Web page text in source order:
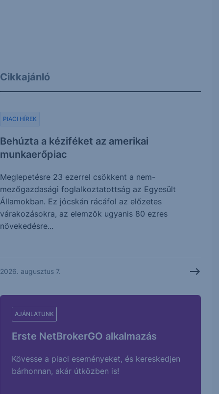
Cikkajánló
Behúzta a kéziféket az amerikai
munkaerőpiac
PIACI HÍREK
Meglepetésre 23 ezerrel csökkent a nem-
mezőgazdasági foglalkoztatottság az Egyesült
Államokban. Ez jócskán rácáfol az előzetes
várakozásokra, az elemzők ugyanis 80 ezres
növekedésre...
2026. augusztus 7.
AJÁNLATUNK
Erste NetBrokerGO alkalmazás
Kövesse a piaci eseményeket, és kereskedjen
bárhonnan, akár útközben is!